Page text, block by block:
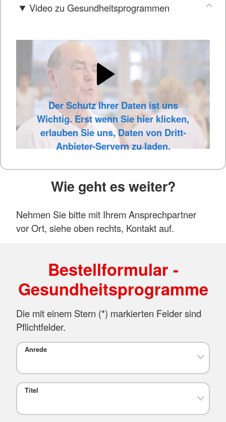
Video zu Gesundheitsprogrammen
Der Schutz Ihrer Daten ist uns
Wichtig. Erst wenn Sie hier klicken,
erlauben Sie uns, Daten von Dritt-
Anbieter-Servern zu laden.
Wie geht es weiter?
Nehmen Sie bitte mit Ihrem Ansprechpartner
vor Ort, siehe oben rechts, Kontakt auf.
Bestellformular -
Gesundheitsprogramme
Die mit einem Stern (*) markierten Felder sind
Pflichtfelder.
Anrede
Titel